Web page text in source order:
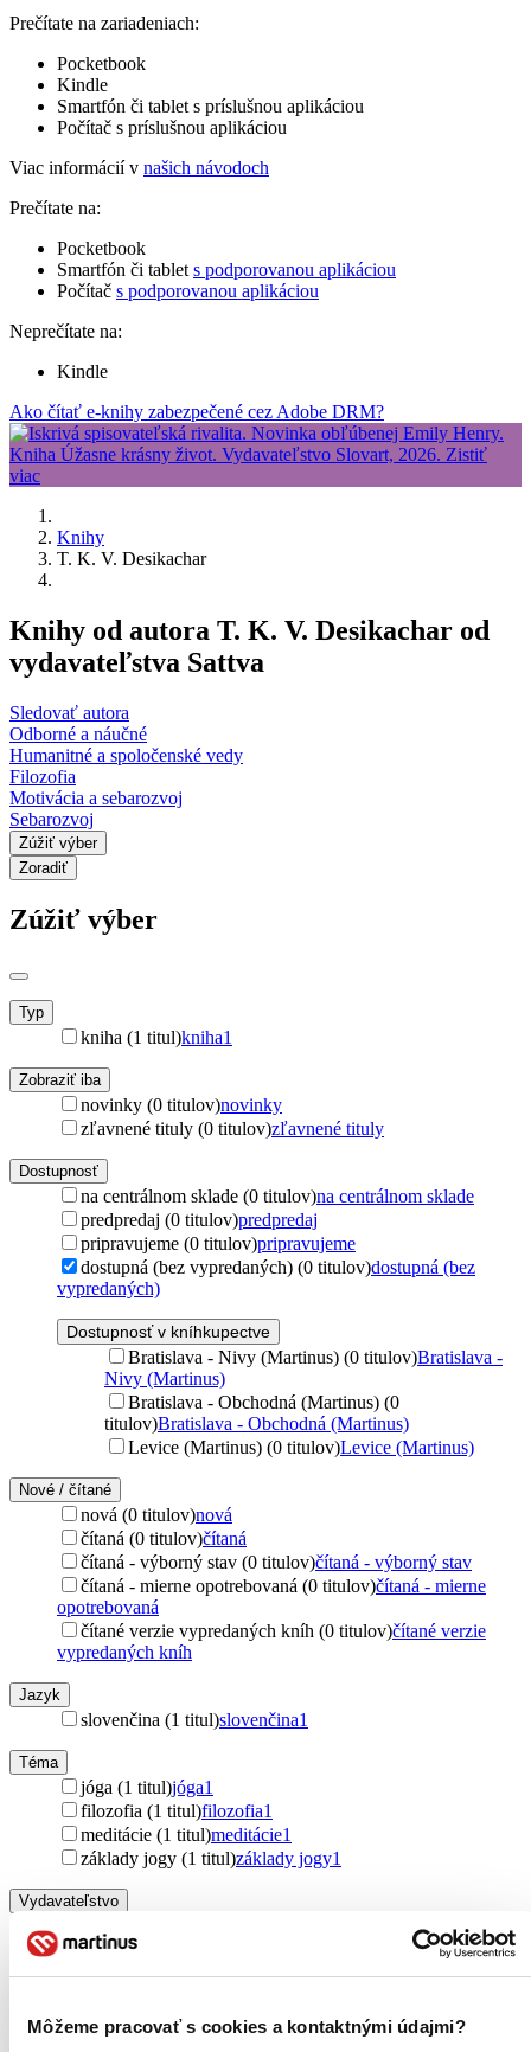
Môžeme pracovať s cookies a kontaktnými údajmi?
Prečítate na zariadeniach:
Pocketbook
Kindle
Smartfón či tablet s príslušnou aplikáciou
Počítač s príslušnou aplikáciou
Viac informácií v našich návodoch
Prečítate na:
Pocketbook
Smartfón či tablet s podporovanou aplikáciou
Počítač s podporovanou aplikáciou
Neprečítate na:
Kindle
Ako čítať e-knihy zabezpečené cez Adobe DRM?
Knihy
T. K. V. Desikachar
Knihy od autora T. K. V. Desikachar od
vydavateľstva Sattva
Sledovať autora
Odborné a náučné
Humanitné a spoločenské vedy
Filozofia
Motivácia a sebarozvoj
Sebarozvoj
Zúžiť výber
Zoradiť
Zúžiť výber
Typ
kniha (1 titul)kniha1
Zobraziť iba
novinky (0 titulov)novinky
zľavnené tituly (0 titulov)zľavnené tituly
Dostupnosť
na centrálnom sklade (0 titulov)na centrálnom sklade
predpredaj (0 titulov)predpredaj
pripravujeme (0 titulov)pripravujeme
dostupná (bez vypredaných) (0 titulov)dostupná (bez
vypredaných)
Dostupnosť v kníhkupectve
Bratislava - Nivy (Martinus) (0 titulov)Bratislava -
Nivy (Martinus)
Bratislava - Obchodná (Martinus) (0
titulov)Bratislava - Obchodná (Martinus)
Levice (Martinus) (0 titulov)Levice (Martinus)
Nové / čítané
nová (0 titulov)nová
čítaná (0 titulov)čítaná
čítaná - výborný stav (0 titulov)čítaná - výborný stav
čítaná - mierne opotrebovaná (0 titulov)čítaná - mierne
opotrebovaná
čítané verzie vypredaných kníh (0 titulov)čítané verzie
vypredaných kníh
Jazyk
slovenčina (1 titul)slovenčina1
Téma
jóga (1 titul)jóga1
filozofia (1 titul)filozofia1
meditácie (1 titul)meditácie1
základy jogy (1 titul)základy jogy1
Vydavateľstvo
Zúžiť výber